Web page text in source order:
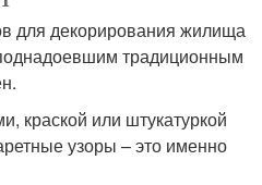
для декорирования жилища
традиционным
краской или штукатуркой
узоры – это именно